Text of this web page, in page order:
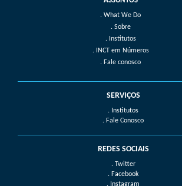
What We Do
Sobre
Institutos
INCT em Números
Fale conosco
SERVIÇOS
. Institutos
. Fale Conosco
REDES SOCIAIS
. Twitter
. Facebook
. Instagram